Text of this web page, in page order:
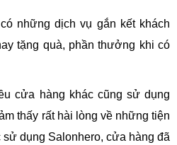
những dịch vụ gắn kết khách
tặng quà, phần thưởng khi có
cửa hàng khác cũng sử dụng
thấy rất hài lòng về những tiện
dụng Salonhero, cửa hàng đã